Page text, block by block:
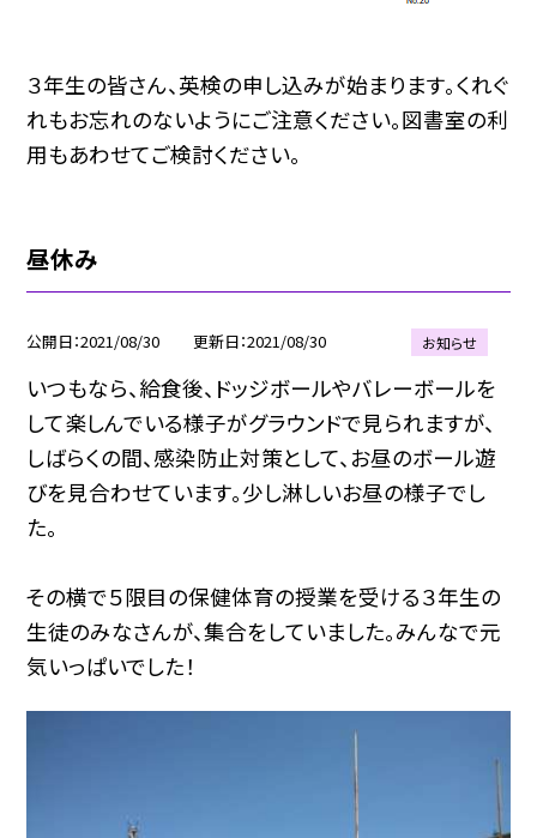
３年生の皆さん、英検の申し込みが始まります。くれぐ
れもお忘れのないようにご注意ください。図書室の利
用もあわせてご検討ください。
昼休み
公開日 2021/08/30 更新日 2021/08/30 お知らせ
いつもなら、給食後、ドッジボールやバレーボールを
して楽しんでいる様子がグラウンドで見られますが、
しばらくの間、感染防止対策として、お昼のボール遊
びを見合わせています。少し淋しいお昼の様子でし
た。
その横で５限目の保健体育の授業を受ける３年生の
生徒のみなさんが、集合をしていました。みんなで元
気いっぱいでした！